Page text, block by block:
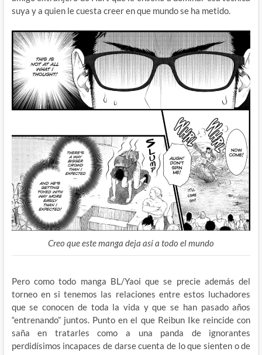
suya y a quien le cuesta creer en que mundo se ha metido.
Creo que este manga deja así a todo el mundo
Pero como todo manga BL/Yaoi que se precie además del
torneo en si tenemos las relaciones entre estos luchadores
que se conocen de toda la vida y que se han pasado años
“entrenando” juntos. Punto en el que Reibun Ike reincide con
saña en tratarles como a una panda de ignorantes
perdidísimos incapaces de darse cuenta de lo que sienten o de